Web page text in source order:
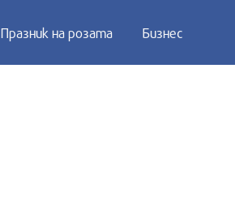
Празник на розата Бизнес